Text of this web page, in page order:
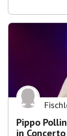
Pippo
in Concerto